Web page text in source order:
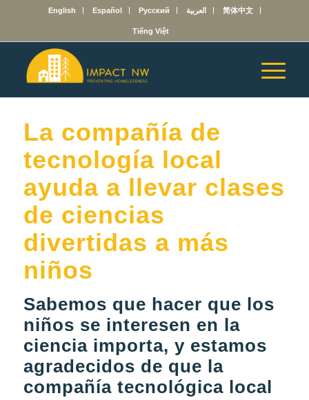
English Español Русский العربية 简体中文
Tiếng Việt
La compañía de
tecnología local
ayuda a llevar clases
de ciencias
divertidas a más
niños
Sabemos que hacer que los
niños se interesen en la
ciencia importa, y estamos
agradecidos de que la
compañía tecnológica local